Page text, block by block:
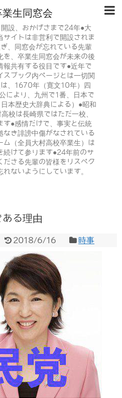
生同窓会
設、おかげさまで24年●大
イトは非営利で開設されま
、同窓会が忘れている先輩
、卒業生同窓会が未来の後
報共有する役目です●近年で
スブック内ページとは一切関
、1670年（寛文10年）四
により、九州で1番、日本で
本歴史大辞典による）●昭和
校は長崎県ではただ一校、
す●感情だけで、事実と伝統
き誹謗中傷がなされている
ム（全員大村高校卒業生）は
続けて参ります●24年前のサ
ださる先輩の皆様をリスペク
ないようにしています。
る理由
2018/6/16 時事